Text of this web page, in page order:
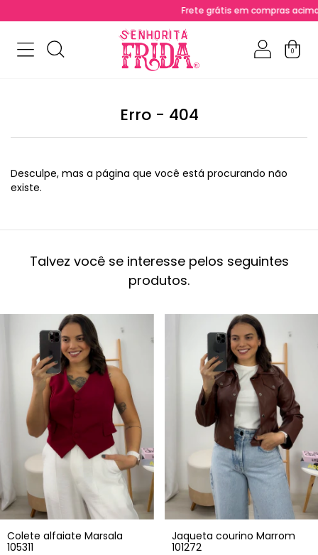
Frete grátis em compras acima de
0
Erro - 404
Desculpe, mas a página que você está procurando não
existe.
Talvez você se interesse pelos seguintes
produtos.
Colete alfaiate Marsala
105311
Jaqueta courino Marrom
101272